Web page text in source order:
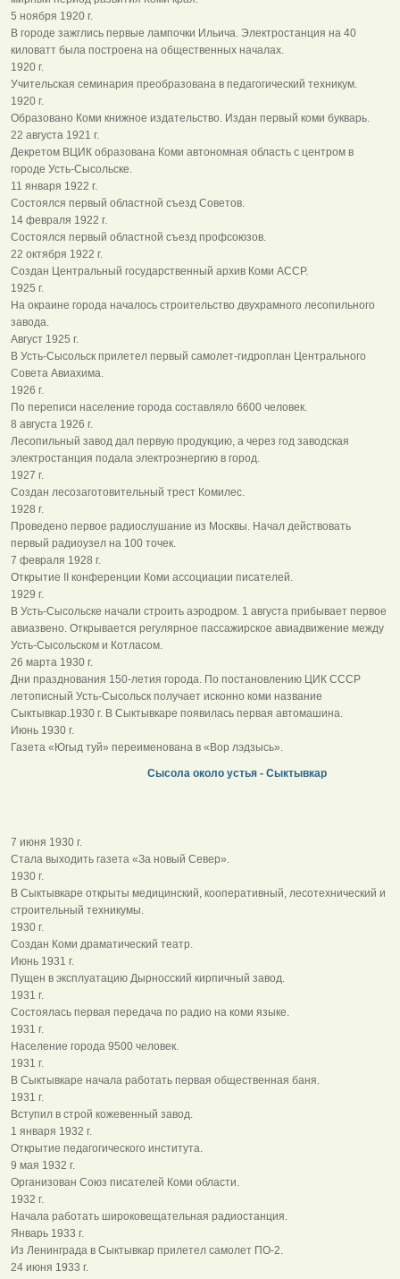
5 ноября 1920 г.
В городе зажглись первые лампочки Ильича. Электростанция на 40
киловатт была построена на общественных началах.
1920 г.
Учительская семинария преобразована в педагогический техникум.
1920 г.
Образовано Коми книжное издательство. Издан первый коми букварь.
22 августа 1921 г.
Декретом ВЦИК образована Коми автономная область с центром в
городе Усть-Сысольске.
11 января 1922 г.
Состоялся первый областной съезд Советов.
14 февраля 1922 г.
Состоялся первый областной съезд профсоюзов.
22 октября 1922 г.
Создан Центральный государственный архив Коми АССР.
1925 г.
На окраине города началось строительство двухрамного лесопильного
завода.
Август 1925 г.
В Усть-Сысольск прилетел первый самолет-гидроплан Центрального
Совета Авиахима.
1926 г.
По переписи население города составляло 6600 человек.
8 августа 1926 г.
Лесопильный завод дал первую продукцию, а через год заводская
электростанция подала электроэнергию в город.
1927 г.
Создан лесозаготовительный трест Комилес.
1928 г.
Проведено первое радиослушание из Москвы. Начал действовать
первый радиоузел на 100 точек.
7 февраля 1928 г.
Открытие II конференции Коми ассоциации писателей.
1929 г.
В Усть-Сысольске начали строить аэродром. 1 августа прибывает первое
авиазвено. Открывается регулярное пассажирское авиадвижение между
Усть-Сысольском и Котласом.
26 марта 1930 г.
Дни празднования 150-летия города. По постановлению ЦИК СССР
летописный Усть-Сысольск получает исконно коми название
Сыктывкар.1930 г. В Сыктывкаре появилась первая автомашина.
Июнь 1930 г.
Газета «Югыд туй» переименована в «Вор лэдзысь».
Сысола около устья - Сыктывкар
7 июня 1930 г.
Стала выходить газета «За новый Север».
1930 г.
В Сыктывкаре открыты медицинский, кооперативный, лесотехнический и
строительный техникумы.
1930 г.
Создан Коми драматический театр.
Июнь 1931 г.
Пущен в эксплуатацию Дырносский кирпичный завод.
1931 г.
Состоялась первая передача по радио на коми языке.
1931 г.
Население города 9500 человек.
1931 г.
В Сыктывкаре начала работать первая общественная баня.
1931 г.
Вступил в строй кожевенный завод.
1 января 1932 г.
Открытие педагогического института.
9 мая 1932 г.
Организован Союз писателей Коми области.
1932 г.
Начала работать широковещательная радиостанция.
Январь 1933 г.
Из Ленинграда в Сыктывкар прилетел самолет ПО-2.
24 июня 1933 г.